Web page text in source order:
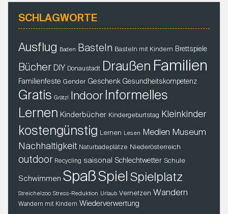
SCHLAGWORTE
Ausflug Baden Basteln Basteln mit Kindern Brettspiele
BücherDIY Donaustadt Draußen Familien
Familienfeste Gender Geschenk Gesundheitskompetenz
Gratis Grätzl Indoor Informelles
Lernen Kinderbücher Kindergeburtstag Kleinkinder
kostengünstig Lernen Lesen Medien Museum
Nachhaltigkeit Naturbadeplätze Niederösterreich
outdoor Recycling saisonal Schlechtwetter Schule
Schwimmen SpaßSpiel Spielplatz
Streichelzoo Stress-Reduktion Urlaub Vernetzen Wandern
Wandern mit Kindern Wiederverwertung